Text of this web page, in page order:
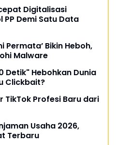
Digitalisasi
Demi Satu Data
Permata’ Bikin Heboh,
Malware
Detik" Hebohkan Dunia
Clickbait?
TikTok Profesi Baru dari
Usaha 2026,
Terbaru